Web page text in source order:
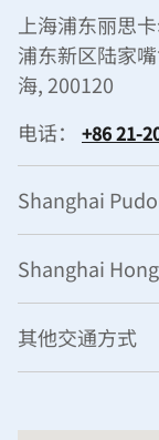
上海浦东丽思
浦东新区陆家
海, 200120
电话： +86 21-
Shanghai
Shanghai
其他交通方式